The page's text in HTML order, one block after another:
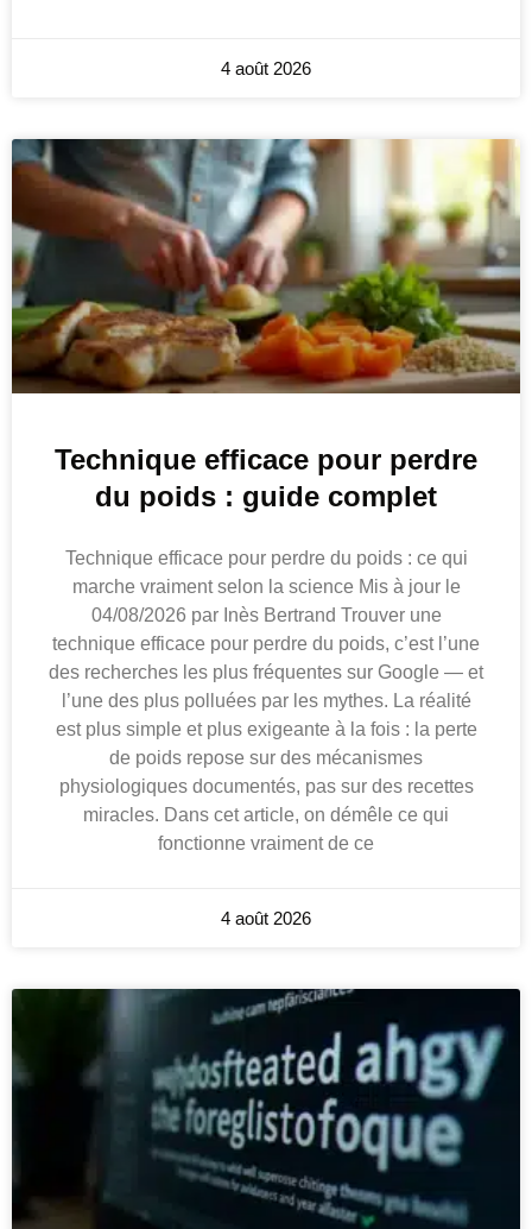
4 août 2026
Technique efficace pour perdre
du poids : guide complet
Technique efficace pour perdre du poids : ce qui
marche vraiment selon la science Mis à jour le
04/08/2026 par Inès Bertrand Trouver une
technique efficace pour perdre du poids, c’est l’une
des recherches les plus fréquentes sur Google — et
l’une des plus polluées par les mythes. La réalité
est plus simple et plus exigeante à la fois : la perte
de poids repose sur des mécanismes
physiologiques documentés, pas sur des recettes
miracles. Dans cet article, on démêle ce qui
fonctionne vraiment de ce
4 août 2026